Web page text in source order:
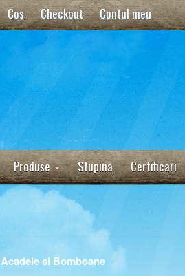
Cos Checkout Contul meu
Produse Stupina Certificari
Acadele si Bomboane